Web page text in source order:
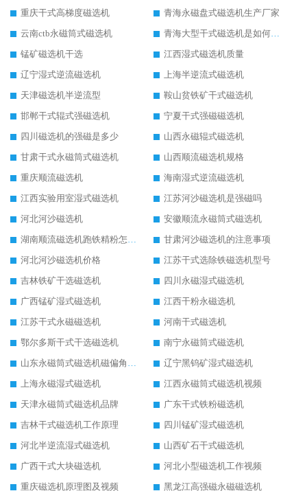
重庆干式高梯度磁选机
青海永磁盘式磁选机生产厂家
云南ctb永磁筒式磁选机
青海大型干式磁选机是如何选矿的
锰矿磁选机干选
江西湿式磁选机质量
辽宁湿式逆流磁选机
上海半逆流式磁选机
天津磁选机半逆流型
鞍山贫铁矿干式磁选机
邯郸干式辊式强磁选机
宁夏干式强磁磁选机
四川磁选机的强磁是多少
山西永磁辊式磁选机
甘肃干式永磁筒式磁选机
山西顺流磁选机规格
重庆顺流磁选机
海南湿式逆流磁选机
江西实验用室湿式磁选机
江苏河沙磁选机是强磁吗
河北河沙磁选机
安徽顺流永磁筒式磁选机
湖南顺流磁选机跑铁精粉怎么处理
甘肃河沙磁选机的注意事项
河北河沙磁选机价格
江苏干式选除铁磁选机型号
吉林铁矿干选磁选机
四川永磁湿式磁选机
广西锰矿湿式磁选机
江西干粉永磁选机
江苏干式永磁磁选机
河南干式磁选机
鄂尔多斯干式干选磁选机
南宁永磁筒式磁选机
山东永磁筒式磁选机磁偏角怎么调整
辽宁黑钨矿湿式磁选机
上海永磁湿式磁选机
江西永磁筒式磁选机视频
天津永磁筒式磁选机品牌
广东干式铁粉磁选机
吉林干式磁选机工作原理
四川锰矿湿式磁选机
河北半逆流湿式磁选机
山西矿石干式磁选机
广西干式大块磁选机
河北小型磁选机工作视频
重庆磁选机原理图及视频
黑龙江高强磁永磁磁选机